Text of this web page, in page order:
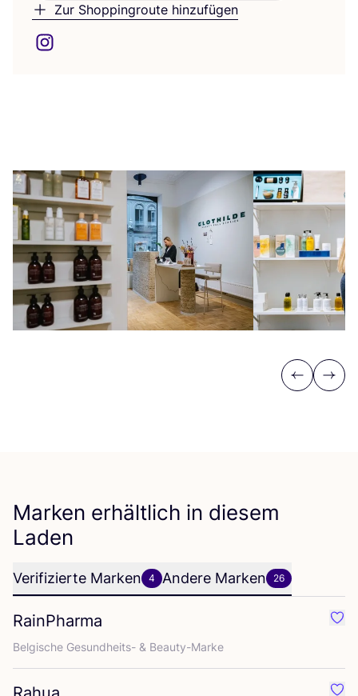
Zur Shoppingroute hinzufügen
Previous
Next
Marken erhältlich in diesem
Laden
Verifizierte Marken 4 Andere Marken 26
RainPharma
Bel­gi­sche Gesund­heits- & Beauty-Marke